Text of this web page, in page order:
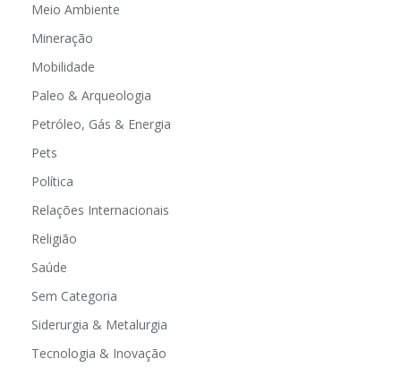
Meio Ambiente
Mineração
Mobilidade
Paleo & Arqueologia
Petróleo, Gás & Energia
Pets
Política
Relações Internacionais
Religião
Saúde
Sem Categoria
Siderurgia & Metalurgia
Tecnologia & Inovação